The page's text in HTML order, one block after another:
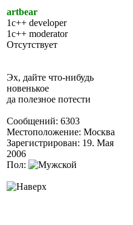
artbear
1c++ developer
1c++ moderator
Отсутствует
Эх, дайте что-нибудь
новенькое
да полезное потести
Сообщений: 6303
Местоположение: Москва
Зарегистрирован: 19. Мая
2006
Пол: